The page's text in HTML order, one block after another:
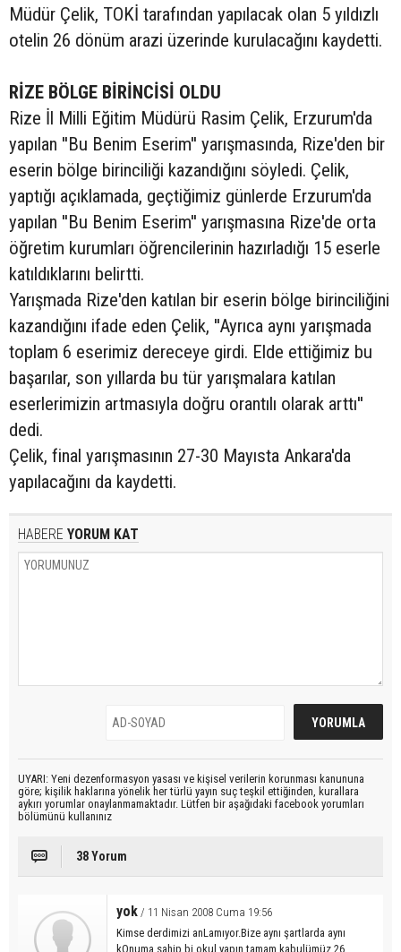
Müdür Çelik, TOKİ tarafından yapılacak olan 5 yıldızlı
otelin 26 dönüm arazi üzerinde kurulacağını kaydetti.
RİZE BÖLGE BİRİNCİSİ OLDU
Rize İl Milli Eğitim Müdürü Rasim Çelik, Erzurum'da
yapılan ''Bu Benim Eserim'' yarışmasında, Rize'den bir
eserin bölge birinciliği kazandığını söyledi. Çelik,
yaptığı açıklamada, geçtiğimiz günlerde Erzurum'da
yapılan ''Bu Benim Eserim'' yarışmasına Rize'de orta
öğretim kurumları öğrencilerinin hazırladığı 15 eserle
katıldıklarını belirtti.
Yarışmada Rize'den katılan bir eserin bölge birinciliğini
kazandığını ifade eden Çelik, ''Ayrıca aynı yarışmada
toplam 6 eserimiz dereceye girdi. Elde ettiğimiz bu
başarılar, son yıllarda bu tür yarışmalara katılan
eserlerimizin artmasıyla doğru orantılı olarak arttı''
dedi.
Çelik, final yarışmasının 27-30 Mayısta Ankara'da
yapılacağını da kaydetti.
HABERE YORUM KAT
UYARI: Yeni dezenformasyon yasası ve kişisel verilerin korunması kanununa
göre; kişilik haklarına yönelik her türlü yayın suç teşkil ettiğinden, kurallara
aykırı yorumlar onaylanmamaktadır. Lütfen bir aşağıdaki facebook yorumları
bölümünü kullanınız
38 Yorum
yok / 11 Nisan 2008 Cuma 19:56
Kimse derdimizi anLamıyor.Bize aynı şartlarda aynı
kOnuma sahip bi okul yapın tamam kabulümüz.26